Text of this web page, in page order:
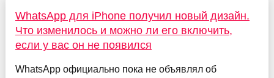
WhatsApp для iPhone получил новый дизайн.
Что изменилось и можно ли его включить,
если у вас он не появился
WhatsApp официально пока не объявлял об